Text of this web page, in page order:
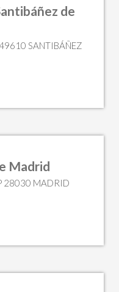
de
SANTIBÁÑEZ
Madrid
28030 MADRID